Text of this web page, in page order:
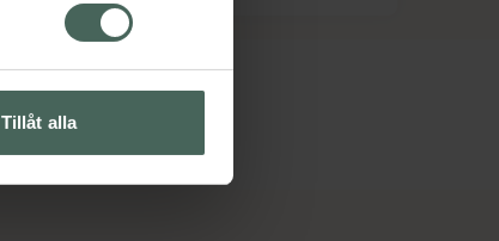
Tillåt alla